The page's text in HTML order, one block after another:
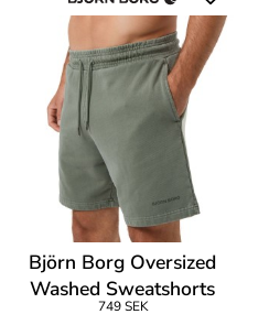
Björn Borg Oversized
Washed Sweatshorts
749 SEK